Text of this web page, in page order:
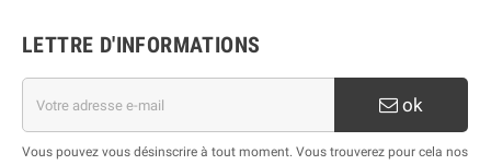
LETTRE D'INFORMATIONS
ok
Vous pouvez vous désinscrire à tout moment. Vous trouverez pour cela nos